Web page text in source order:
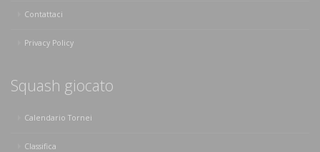
Contattaci
Privacy Policy
Squash giocato
Calendario Tornei
Classifica